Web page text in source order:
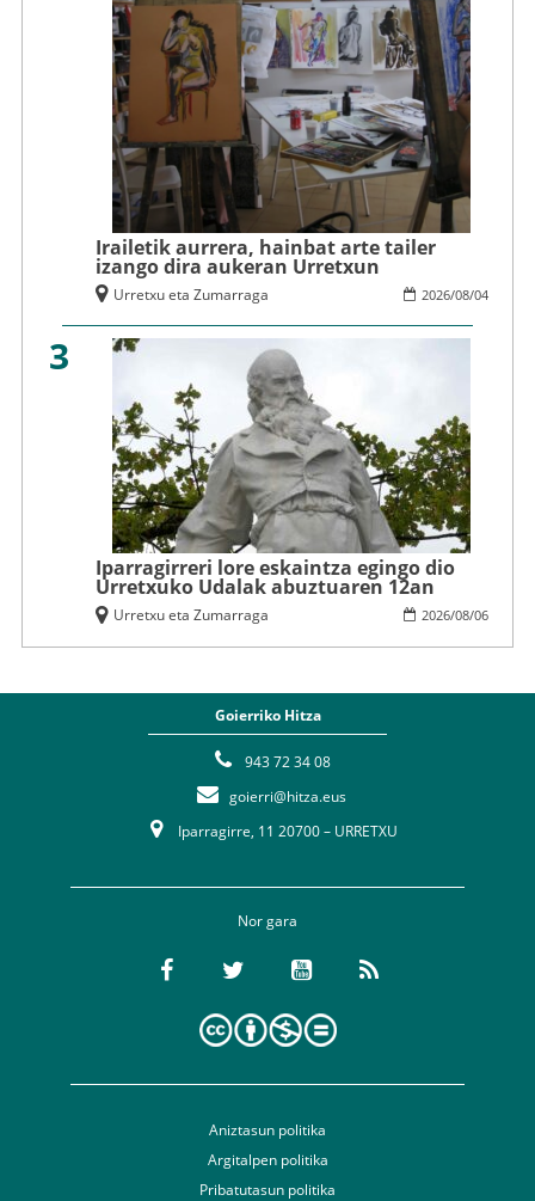
Irailetik aurrera, hainbat arte tailer
izango dira aukeran Urretxun
2026/08/04
Urretxu eta Zumarraga
3
Iparragirreri lore eskaintza egingo dio
Urretxuko Udalak abuztuaren 12an
2026/08/06
Urretxu eta Zumarraga
Goierriko Hitza
943 72 34 08
goierri@hitza.eus
Iparragirre, 11 20700 – URRETXU
Nor gara
Aniztasun politika
Argitalpen politika
Pribatutasun politika